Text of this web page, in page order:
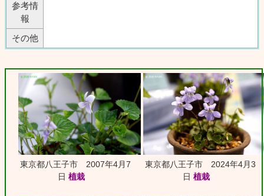
参考情
報
その他
東京都八王子市 2007年4月7
日 植栽
東京都八王子市 2024年4月3
日 植栽